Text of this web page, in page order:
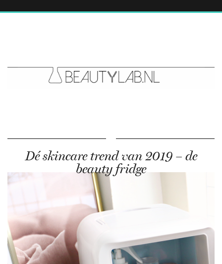
Dé skincare trend van 2019 – de
beauty fridge